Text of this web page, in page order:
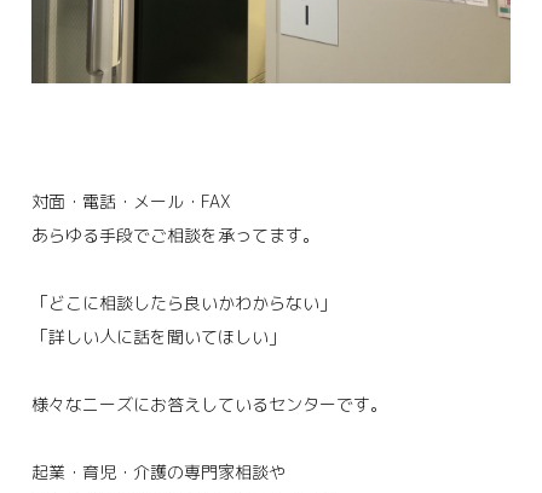
対面・電話・メール・FAX
あらゆる手段でご相談を承ってます。
「どこに相談したら良いかわからない」
「詳しい人に話を聞いてほしい」
様々なニーズにお答えしているセンターです。
起業・育児・介護の専門家相談や